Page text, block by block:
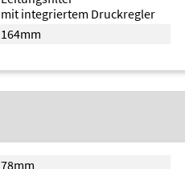
mit integriertem Druckregler
164mm
78mm